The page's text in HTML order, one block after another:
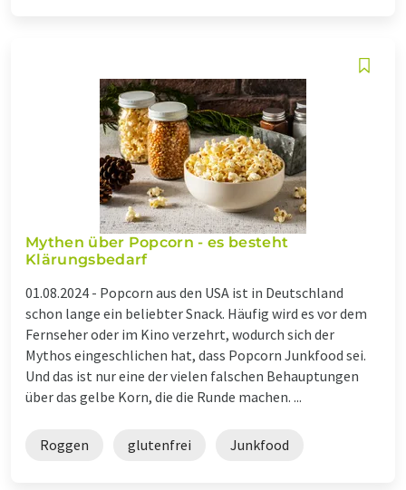
Mythen über Popcorn - es besteht
Klärungsbedarf
01.08.2024 - Popcorn aus den USA ist in Deutschland
schon lange ein beliebter Snack. Häufig wird es vor dem
Fernseher oder im Kino verzehrt, wodurch sich der
Mythos eingeschlichen hat, dass Popcorn Junkfood sei.
Und das ist nur eine der vielen falschen Behauptungen
über das gelbe Korn, die die Runde machen. ...
Roggen glutenfrei Junkfood